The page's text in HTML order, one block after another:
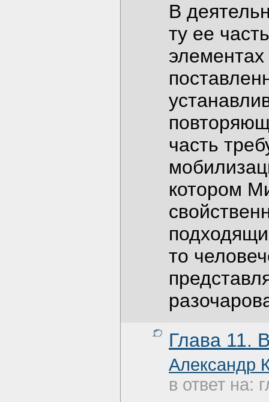
В
ту ее
элементах
часть
котором
то
Глава 11.
Александр
в ответ на: